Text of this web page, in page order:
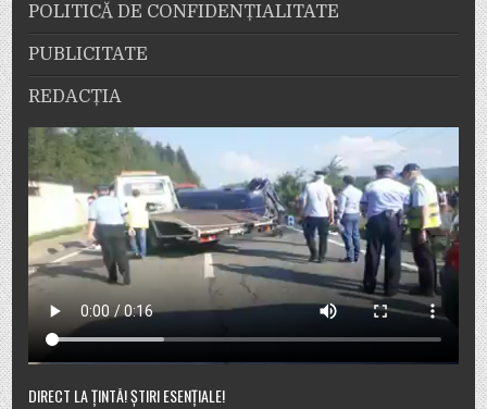
POLITICĂ DE CONFIDENȚIALITATE
PUBLICITATE
REDACȚIA
DIRECT LA ȚINTĂ! ȘTIRI ESENȚIALE!